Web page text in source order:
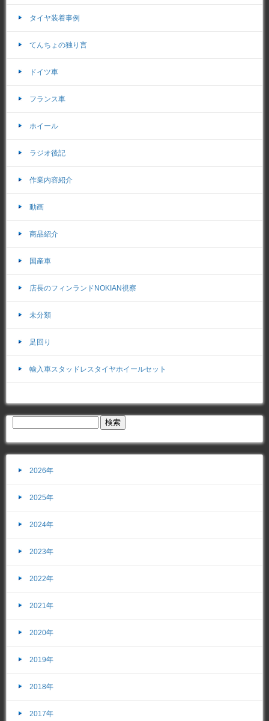
タイヤ装着事例
てんちょの独り言
ドイツ車
フランス車
ホイール
ラジオ後記
作業内容紹介
動画
商品紹介
国産車
店長のフィンランドNOKIAN視察
未分類
足回り
輸入車スタッドレスタイヤホイールセット
2026年
2025年
2024年
2023年
2022年
2021年
2020年
2019年
2018年
2017年